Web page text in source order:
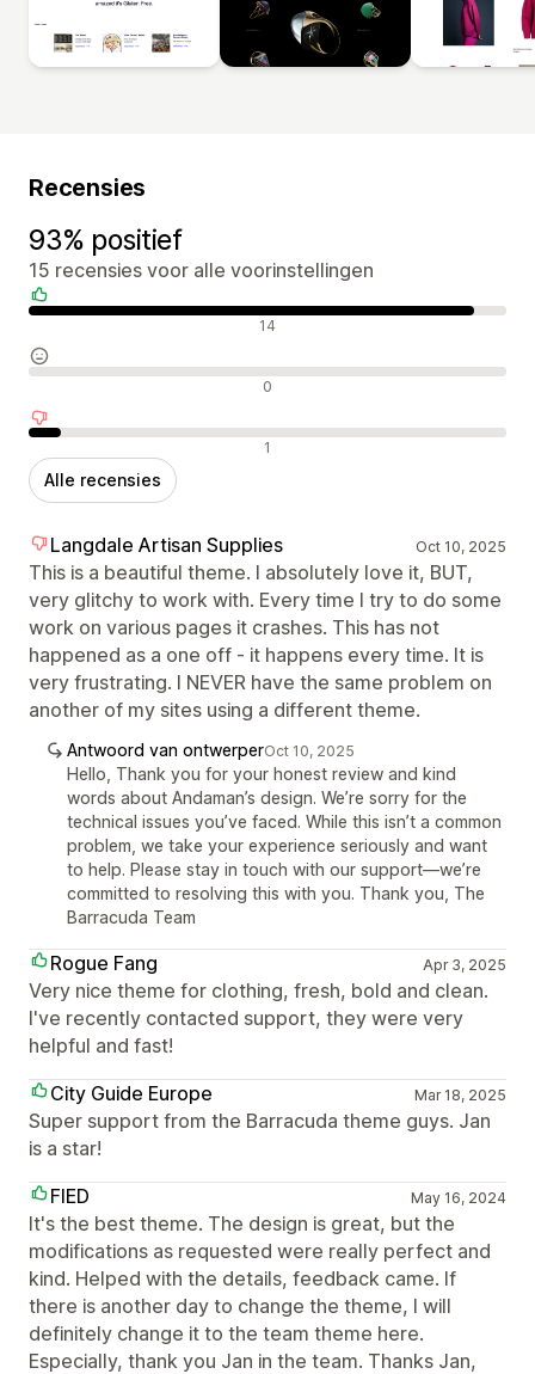
Recensies
93% positief
15 recensies voor alle voorinstellingen
Positieve recensies 14
Neutrale recensies 0
Negatieve recensies 1
Alle recensies
Langdale Artisan Supplies Oct 10, 2025
This is a beautiful theme. I absolutely love it, BUT,
very glitchy to work with. Every time I try to do some
work on various pages it crashes. This has not
happened as a one off - it happens every time. It is
very frustrating. I NEVER have the same problem on
another of my sites using a different theme.
Antwoord van ontwerperOct 10, 2025
Hello, Thank you for your honest review and kind
words about Andaman’s design. We’re sorry for the
technical issues you’ve faced. While this isn’t a common
problem, we take your experience seriously and want
to help. Please stay in touch with our support—we’re
committed to resolving this with you. Thank you, The
Barracuda Team
Rogue Fang Apr 3, 2025
Very nice theme for clothing, fresh, bold and clean.
I've recently contacted support, they were very
helpful and fast!
City Guide Europe
Mar 18, 2025
Super support from the Barracuda theme guys. Jan
is a star!
FIED
May 16, 2024
It's the best theme. The design is great, but the
modifications as requested were really perfect and
kind. Helped with the details, feedback came. If
there is another day to change the theme, I will
definitely change it to the team theme here.
Especially, thank you Jan in the team. Thanks Jan,